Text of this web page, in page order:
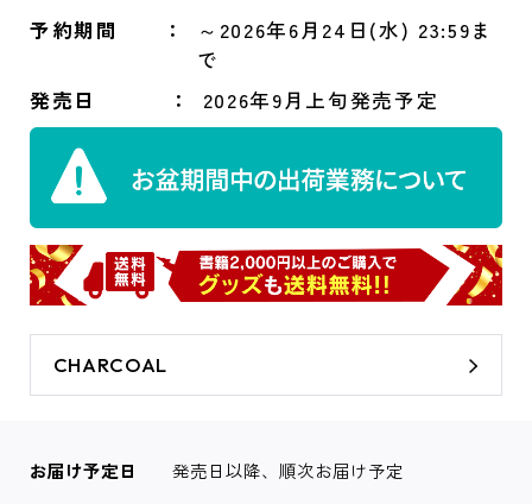
予約期間
～2026年6月24日(水) 23:59ま
で
発売日
2026年9月上旬発売予定
CHARCOAL
お届け予定日 発売日以降、順次お届け予定